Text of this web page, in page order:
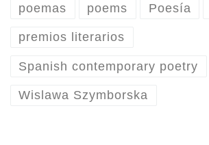
poemas poems Poesía
premios literarios
Spanish contemporary poetry
Wislawa Szymborska